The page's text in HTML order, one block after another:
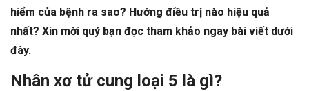
hiểm của bệnh ra sao? Hướng điều trị nào hiệu quả
nhất? Xin mời quý bạn đọc tham khảo ngay bài viết dưới
đây.
Nhân xơ tử cung loại 5 là gì?